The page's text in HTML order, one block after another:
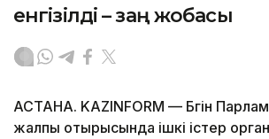
енгізілді – заң жобасы
АСТАНА. KAZINFORM — Бүгін
жалпы отырысында ішкі істер